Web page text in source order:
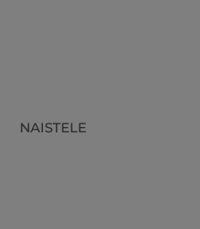
NAISTELE